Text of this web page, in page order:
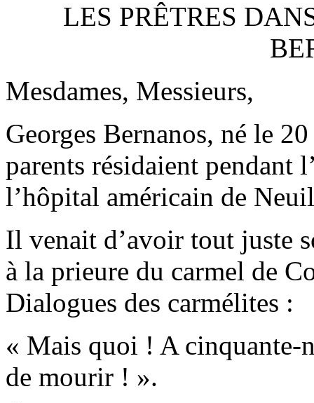
LES PRÊTRES
Mesdames, Messieurs,
Georges Bernanos, né le
parents résidaient pendant
l’hôpital américain de
Il venait d’avoir tout juste
à la prieure du carmel de
Dialogues des carmélites :
« Mais quoi ! A cinquante-
de mourir ! ».